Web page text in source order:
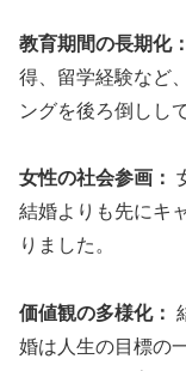
教育期間の長期化：
得、留学経験など
ングを後ろ倒しし
女性の社会参画：
結婚よりも先にキ
りました。
価値観の多様化：
婚は人生の目標の